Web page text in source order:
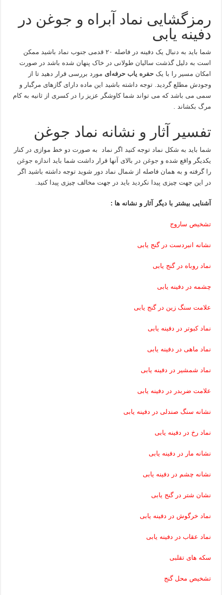
رمزگشایی نماد آبراه و جوغن در
دفینه یابی
شما باید به دنبال یک دفینه در فاصله ۲۰ قدمی جنوب نماد باشید ممکن
است به دلیل گذشت سالیان طولانی در خاک پنهان شده باشد در صورت
امکان مسیر را با یکحفره یاب حرفه‌ای مورد بررسی قرار دهید تا از
وجودش مطلع گردید. توجه داشته باشید این ماده دارای گازهای مرگبار و
سمی می باشد که می تواند شما کاوشگر عزیز را در کسری از ثانیه به کام
مرگ بکشاند .
تفسیر آثار و نشانه نماد جوغن
شما باید به شکل نماد توجه کنید اگر نماد به صورت دو خط موازی در کنار
یکدیگر واقع شده و جوغن در بالای آنها قرار داشت شما باید اندازه جوغن
را گرفته و به همان فاصله از شمال نماد دور شوید توجه داشته باشید اگر
در این جهت چیزی پیدا نکردید باید در جهت مخالف چیزی پیدا کنید.
آشنایی بیشتر با دیگر آثار و نشانه ها :
تشخیص ساروج
نشانه انبردست در گنج یابی
نماد روباه در گنج یابی
چشمه در دفینه یابی
علامت سنگ زین در گنج یابی
نماد کبوتر در دفینه یابی
نماد ماهی در دفینه یابی
نماد شمشیر در دفینه یابی
علامت ضربدر در دفینه یابی
نشانه سنگ صندلی در دفینه یابی
نماد رخ در دفینه یابی
نشانه مار در دفینه یابی
نشانه چشم در دفینه یابی
نشان شتر در گنج یابی
نماد خرگوش در دفینه یابی
نماد عقاب در دفینه یابی
سکه های تقلبی
تشخیص محل گنج